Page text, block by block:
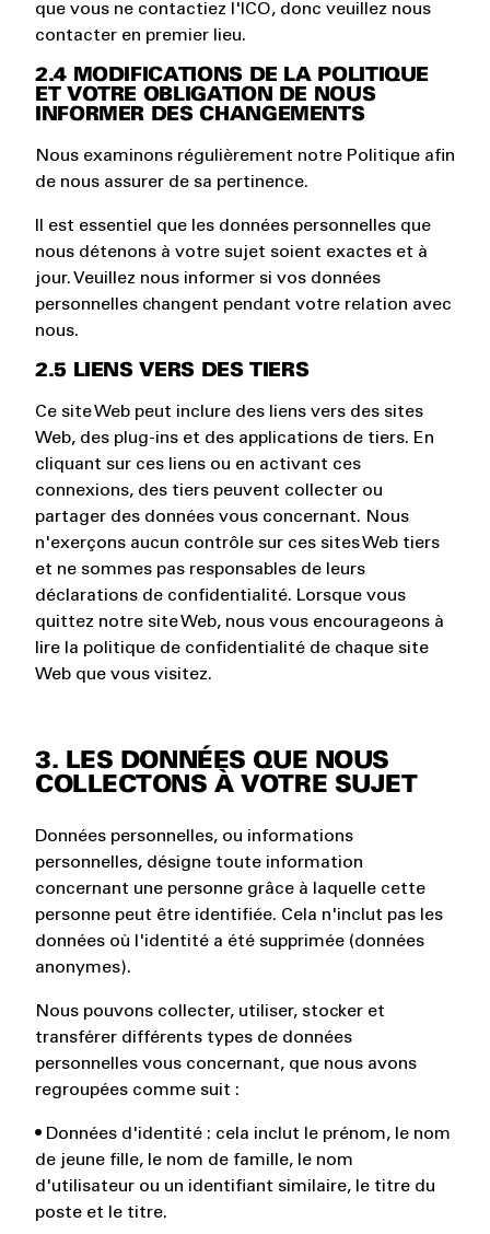
que vous ne contactiez l'ICO, donc veuillez nous
contacter en premier lieu.
2.4 MODIFICATIONS DE LA POLITIQUE
ET VOTRE OBLIGATION DE NOUS
INFORMER DES CHANGEMENTS
Nous examinons régulièrement notre Politique afin
de nous assurer de sa pertinence.
Il est essentiel que les données personnelles que
nous détenons à votre sujet soient exactes et à
jour. Veuillez nous informer si vos données
personnelles changent pendant votre relation avec
nous.
2.5 LIENS VERS DES TIERS
Ce site Web peut inclure des liens vers des sites
Web, des plug-ins et des applications de tiers. En
cliquant sur ces liens ou en activant ces
connexions, des tiers peuvent collecter ou
partager des données vous concernant. Nous
n'exerçons aucun contrôle sur ces sites Web tiers
et ne sommes pas responsables de leurs
déclarations de confidentialité. Lorsque vous
quittez notre site Web, nous vous encourageons à
lire la politique de confidentialité de chaque site
Web que vous visitez.
3. LES DONNÉES QUE NOUS
COLLECTONS À VOTRE SUJET
Données personnelles, ou informations
personnelles, désigne toute information
concernant une personne grâce à laquelle cette
personne peut être identifiée. Cela n'inclut pas les
données où l'identité a été supprimée (données
anonymes).
Nous pouvons collecter, utiliser, stocker et
transférer différents types de données
personnelles vous concernant, que nous avons
regroupées comme suit :
• Données d'identité : cela inclut le prénom, le nom
de jeune fille, le nom de famille, le nom
d'utilisateur ou un identifiant similaire, le titre du
poste et le titre.